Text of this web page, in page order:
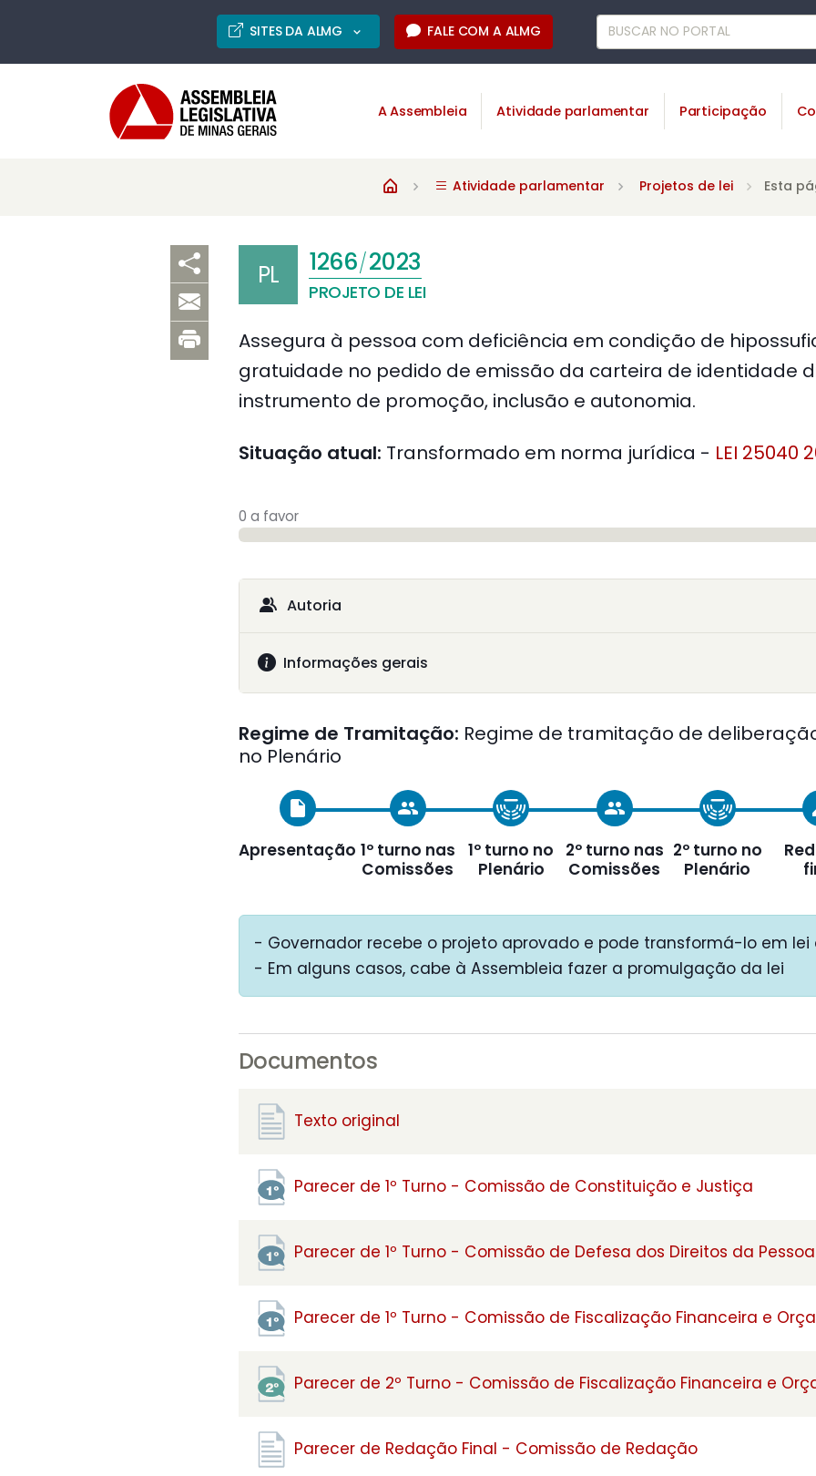
SITES DA ALMG FALE COM A ALMG
A Assembleia Atividade parlamentar Participação
Atividade parlamentar Projetos de lei Esta
PL 1266/2023
PROJETO DE LEI
Assegura à pessoa com deficiência em condição de
gratuidade no pedido de emissão da carteira de identidade
instrumento de promoção, inclusão e autonomia.
Situação atual: Transformado em norma jurídica - LEI 25040
0 a favor
Autoria
Informações gerais
Regime de Tramitação: Regime de tramitação de
no Plenário
insert_drive_file
Apresentação
group
1º turno nas
Comissões
1º turno no
Plenário
group
2º turno nas
Comissões
2º turno no
Plenário
- Governador recebe o projeto aprovado e pode transformá-lo em
- Em alguns casos, cabe à Assembleia fazer a promulgação da lei
Documentos
Texto original
Parecer de 1º Turno - Comissão de Constituição e Justiça
Parecer de 1º Turno - Comissão de Defesa dos Direitos da
Parecer de 1º Turno - Comissão de Fiscalização Financeira e
Parecer de 2º Turno - Comissão de Fiscalização Financeira e
Parecer de Redação Final - Comissão de Redação